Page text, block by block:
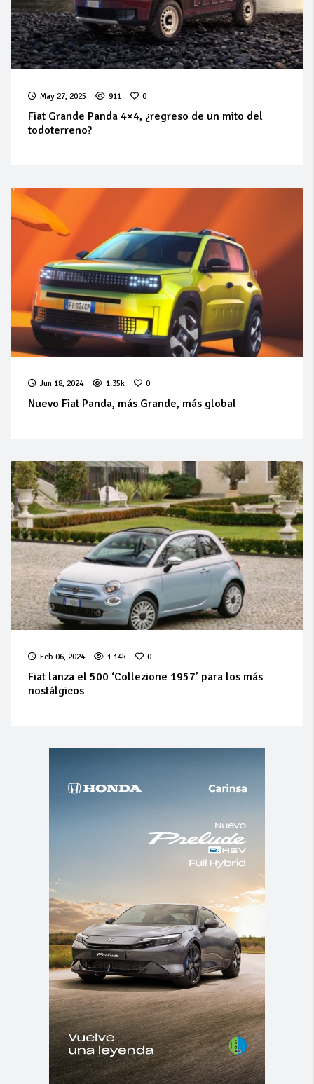
May 27, 2025 911 0
Fiat Grande Panda 4×4, ¿regreso de un mito del
todoterreno?
Jun 18, 2024 1.35k 0
Nuevo Fiat Panda, más Grande, más global
Feb 06, 2024 1.14k 0
Fiat lanza el 500 ‘Collezione 1957’ para los más
nostálgicos